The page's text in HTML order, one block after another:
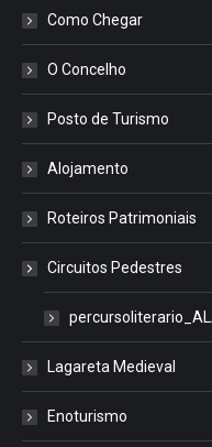
Como Chegar
O Concelho
Posto de Turismo
Alojamento
Roteiros Patrimoniais
Circuitos Pedestres
Lagareta Medieval
Enoturismo